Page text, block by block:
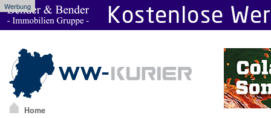
Werbung
Home